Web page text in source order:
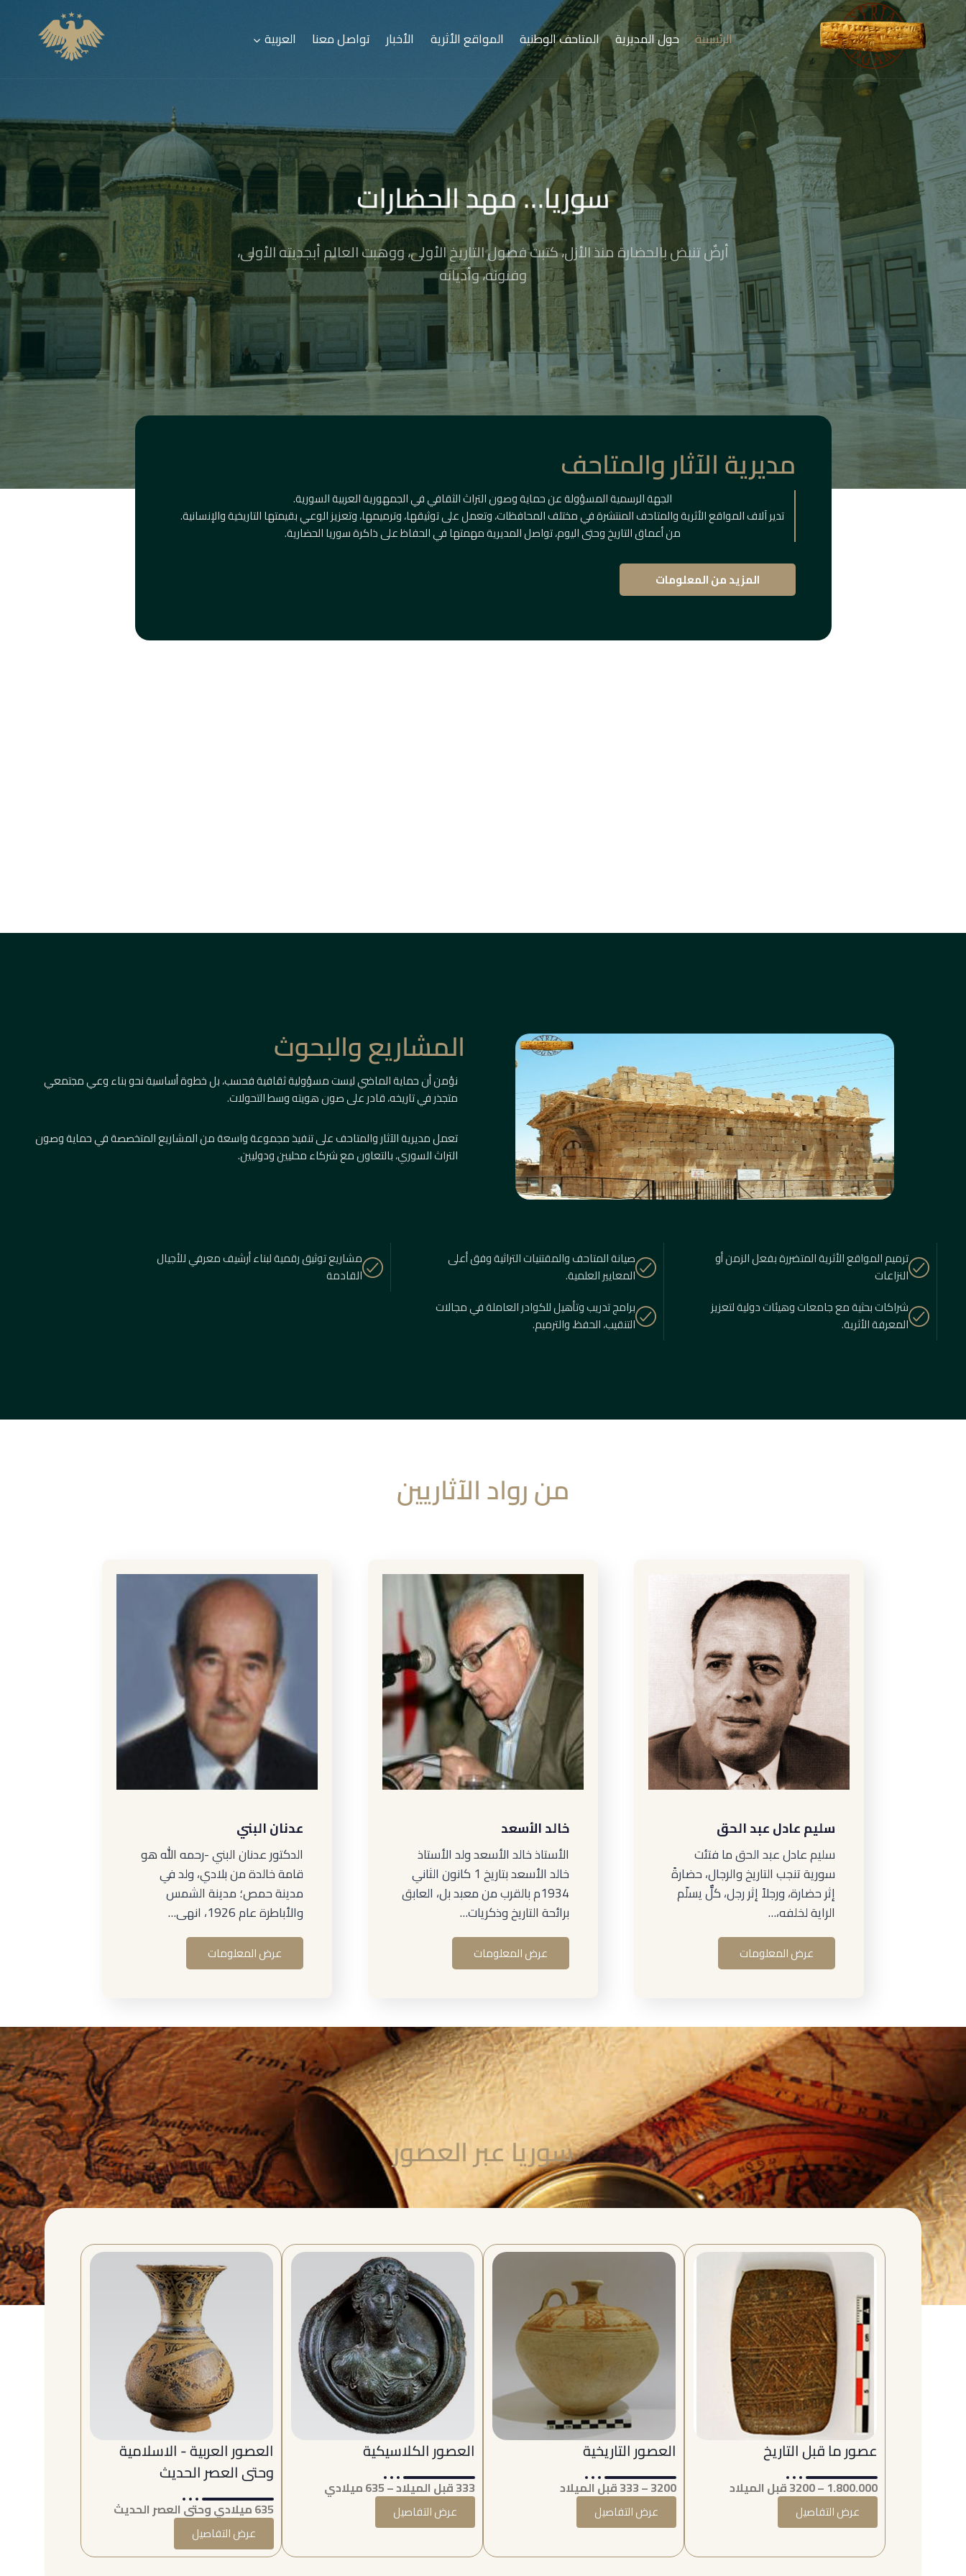
الرئيسية حول المديرية المتاحف الوطنية المواقع الأثرية الأخبار تواصل معنا العربية
سوريا… مهد الحضارات
أرضٌ تنبض بالحضارة منذ الأزل، كتبت فصول التاريخ الأولى، ووهبت العالم أبجديته الأولى،
وفنونه، وأديانه
مديرية الآثار والمتاحف
الجهة الرسمية المسؤولة عن حماية وصون التراث الثقافي في الجمهورية العربية السورية.
تدير آلاف المواقع الأثرية والمتاحف المنتشرة في مختلف المحافظات، وتعمل على توثيقها، وترميمها، وتعزيز الوعي بقيمتها التاريخية والإنسانية.
من أعماق التاريخ وحتى اليوم، تواصل المديرية مهمتها في الحفاظ على ذاكرة سوريا الحضارية.
المزيد من المعلومات
المبانيالتاريخية
المشاريع والبحوث
نؤمن أن حماية الماضي ليست مسؤولية ثقافية فحسب، بل خطوة أساسية نحو بناء وعي مجتمعي
متجذر في تاريخه، قادر على صون هويته وسط التحولات.
تعمل مديرية الآثار والمتاحف على تنفيذ مجموعة واسعة من المشاريع المتخصصة في حماية وصون
التراث السوري، بالتعاون مع شركاء محليين ودوليين.
ترميم المواقع الأثرية المتضررة بفعل الزمن أو
النزاعات
صيانة المتاحف والمقتنيات التراثية وفق أعلى
المعايير العلمية.
مشاريع توثيق رقمية لبناء أرشيف معرفي للأجيال
القادمة
شراكات بحثية مع جامعات وهيئات دولية لتعزيز
المعرفة الأثرية.
برامج تدريب وتأهيل للكوادر العاملة في مجالات
التنقيب، الحفظ، والترميم.
من رواد الآثاريين
سليم عادل عبد الحق
سليم عادل عبد الحق ما فتئت
سورية تنجب التاريخ والرجال، حضارةً
إثر حضارة، ورجلاً إثر رجل، كلٌّ يسلّم
الراية لخلفه،…
عرض المعلومات
خالد الأسعد
الأستاذ خالد الأسعد ولد الأستاذ
خالد الأسعد بتاريخ 1 كانون الثاني
1934م بالقرب من معبد بل، العابق
برائحة التاريخ وذكريات…
عرض المعلومات
عدنان البني
الدكتور عدنان البني -رحمه الله هو
قامة خالدة من بلادي، ولد في
مدينة حمص؛ مدينة الشمس
والأباطرة عام 1926، انهى…
عرض المعلومات
سوريا عبر العصور
عصور ما قبل التاريخ
1.800.000 – 3200 قبل الميلاد
عرض التفاصيل
العصور التاريخية
3200 – 333 قبل الميلاد
عرض التفاصيل
العصور الكلاسيكية
333 قبل الميلاد – 635 ميلادي
عرض التفاصيل
العصور العربية - الاسلامية
وحتى العصر الحديث
635 ميلادي وحتى العصر الحديث
عرض التفاصيل